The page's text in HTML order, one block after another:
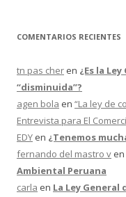
COMENTARIOS RECIENTES
tn pas cher en ¿Es la
“disminuida”?
agen bola en “La ley de
Entrevista para El
EDY en ¿Tenemos
fernando del mastro v en
Ambiental Peruana
carla en La Ley